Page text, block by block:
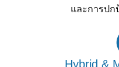
และการป
Hybrid &